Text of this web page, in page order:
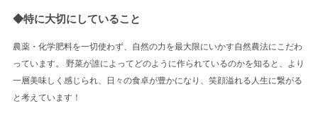
◆特に大切にしていること
農薬・化学肥料を一切使わず、自然の力を最大限にいかす自然農法にこだわ
っています。 野菜が誰によってどのように作られているのかを知ると、より
一層美味しく感じられ、日々の食卓が豊かになり、笑顔溢れる人生に繋がる
と考えています！